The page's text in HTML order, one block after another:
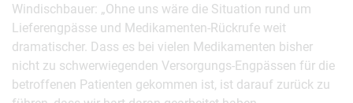
Windischbauer: „Ohne uns wäre die Situation rund um
Lieferengpässe und Medikamenten-Rückrufe weit
dramatischer. Dass es bei vielen Medikamenten bisher
nicht zu schwerwiegenden Versorgungs-Engpässen für die
betroffenen Patienten gekommen ist, ist darauf zurück zu